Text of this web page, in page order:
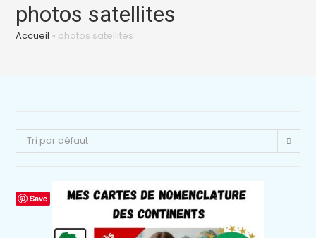
photos satellites
Accueil » photos satellites
Tri par défaut
Save